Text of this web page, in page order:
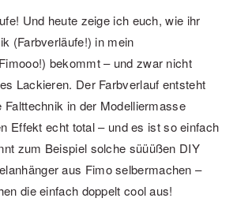
Und heute zeige ich euch, wie ihr
(Farbverläufe!) in mein
bekommt – und zwar nicht
Lackieren. Der Farbverlauf entsteht
Falttechnik in der Modelliermasse
Effekt echt total – und es ist so einfach
zum Beispiel solche süüüßen DIY
aus Fimo selbermachen –
die einfach doppelt cool aus!